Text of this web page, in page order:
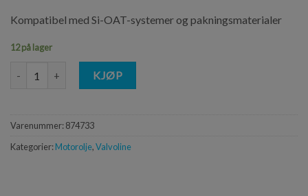
Kompatibel med Si-OAT-systemer og pakningsmaterialer
12 på lager
Valvolin Multi-Vehicle Coolant RTU 1 l antall
KJØP
Varenummer: 874733
Kategorier: Motorolje,Valvoline